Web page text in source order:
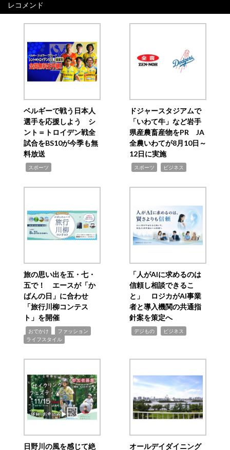
レコメンド
ベルギーで戦う日本人
選手を応援しよう シ
ント＝トロイデン戦全
試合をBS10が今季も無
料放送
スポーツ
ドジャースタジアムで
「いわて牛」など岩手
県産農畜産物をPR JA
全農いわてが8月10日～
12日に実施
スポーツ ビジネス
旅の思い出を五・七・
五で！ エースが「か
ばんの日」に合わせ
「旅行川柳コンテス
ト」を開催
おでかけ ファッション
ライフスタイル
「人がAIに求めるのは
信頼し相談できるこ
と」 ロジカがAI事業
者と導入機関の共通指
針案を策定へ
デジもの ビジネス
日野川の風を感じて絶 オールデイダイニング